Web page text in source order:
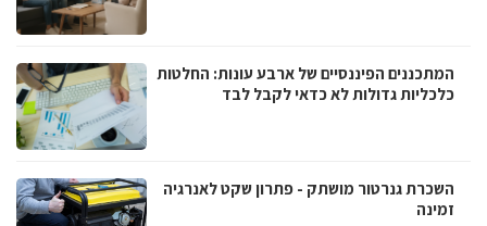
המתכננים הפיננסיים של ארבע עונות: החלטות
כלכליות גדולות לא כדאי לקבל לבד
השכרת גנרטור מושתק - פתרון שקט לאנרגיה
זמינה